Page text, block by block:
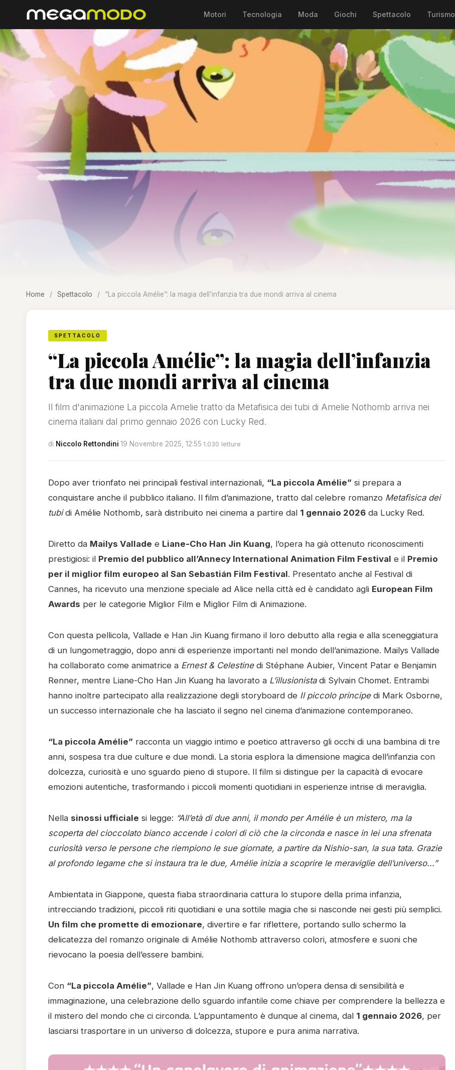
Motori Tecnologia Moda Giochi Spettacolo Turismo
Home / Spettacolo / “La piccola Amélie”: la magia dell’infanzia tra due mondi arriva al cinema
SPETTACOLO
“La piccola Amélie”: la magia dell’infanzia
tra due mondi arriva al cinema
Il film d'animazione La piccola Amelie tratto da Metafisica dei tubi di Amelie Nothomb arriva nei
cinema italiani dal primo gennaio 2026 con Lucky Red.
di Niccolo Rettondini·19 Novembre 2025, 12:55·1.030 letture
Dopo aver trionfato nei principali festival internazionali, “La piccola Amélie” si prepara a
conquistare anche il pubblico italiano. Il film d’animazione, tratto dal celebre romanzo Metafisica dei
tubidi Amélie Nothomb, sarà distribuito nei cinema a partire dal 1 gennaio 2026 da Lucky Red.
Diretto da Mailys Vallade e Liane-Cho Han Jin Kuang, l’opera ha già ottenuto riconoscimenti
prestigiosi: il Premio del pubblico all’Annecy International Animation Film Festival e il Premio
per il miglior film europeo al San Sebastián Film Festival. Presentato anche al Festival di
Cannes, ha ricevuto una menzione speciale ad Alice nella città ed è candidato agli European Film
Awards per le categorie Miglior Film e Miglior Film di Animazione.
Con questa pellicola, Vallade e Han Jin Kuang firmano il loro debutto alla regia e alla sceneggiatura
di un lungometraggio, dopo anni di esperienze importanti nel mondo dell’animazione. Mailys Vallade
ha collaborato come animatrice a Ernest & Celestinedi Stéphane Aubier, Vincent Patar e Benjamin
Renner, mentre Liane-Cho Han Jin Kuang ha lavorato a L’illusionistadi Sylvain Chomet. Entrambi
hanno inoltre partecipato alla realizzazione degli storyboard de Il piccolo principedi Mark Osborne,
un successo internazionale che ha lasciato il segno nel cinema d’animazione contemporaneo.
“La piccola Amélie” racconta un viaggio intimo e poetico attraverso gli occhi di una bambina di tre
anni, sospesa tra due culture e due mondi. La storia esplora la dimensione magica dell’infanzia con
dolcezza, curiosità e uno sguardo pieno di stupore. Il film si distingue per la capacità di evocare
emozioni autentiche, trasformando i piccoli momenti quotidiani in esperienze intrise di meraviglia.
Nella sinossi ufficiale si legge: “All’età di due anni, il mondo per Amélie è un mistero, ma la
scoperta del cioccolato bianco accende i colori di ciò che la circonda e nasce in lei una sfrenata
curiosità verso le persone che riempiono le sue giornate, a partire da Nishio-san, la sua tata. Grazie
al profondo legame che si instaura tra le due, Amélie inizia a scoprire le meraviglie dell’universo...”
Ambientata in Giappone, questa fiaba straordinaria cattura lo stupore della prima infanzia,
intrecciando tradizioni, piccoli riti quotidiani e una sottile magia che si nasconde nei gesti più semplici.
Un film che promette di emozionare, divertire e far riflettere, portando sullo schermo la
delicatezza del romanzo originale di Amélie Nothomb attraverso colori, atmosfere e suoni che
rievocano la poesia dell’essere bambini.
Con “La piccola Amélie”, Vallade e Han Jin Kuang offrono un’opera densa di sensibilità e
immaginazione, una celebrazione dello sguardo infantile come chiave per comprendere la bellezza e
il mistero del mondo che ci circonda. L’appuntamento è dunque al cinema, dal 1 gennaio 2026, per
lasciarsi trasportare in un universo di dolcezza, stupore e pura anima narrativa.